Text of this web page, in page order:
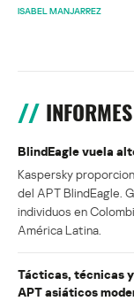
ISABEL MANJARREZ
INFORMES
BlindEagle vuela
Kaspersky
del APT BlindEagle.
individuos en
América Latina.
Tácticas, técnicas
APT asiáticos